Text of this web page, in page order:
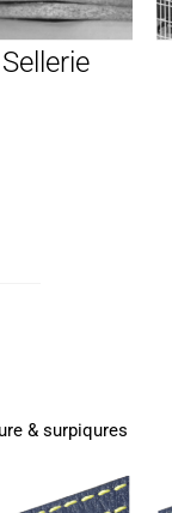
Sellerie
& surpiqures